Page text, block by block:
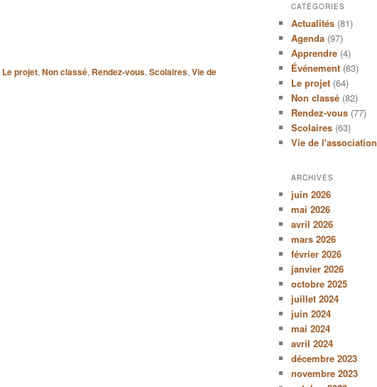
Le projet, Non classé, Rendez-vous, Scolaires, Vie de
CATÉGORIES
Actualités (81)
Agenda (97)
Apprendre (4)
Événement (83)
Le projet (64)
Non classé (82)
Rendez-vous (77)
Scolaires (63)
Vie de l'association
ARCHIVES
juin 2026
mai 2026
avril 2026
mars 2026
février 2026
janvier 2026
octobre 2025
juillet 2024
juin 2024
mai 2024
avril 2024
décembre 2023
novembre 2023